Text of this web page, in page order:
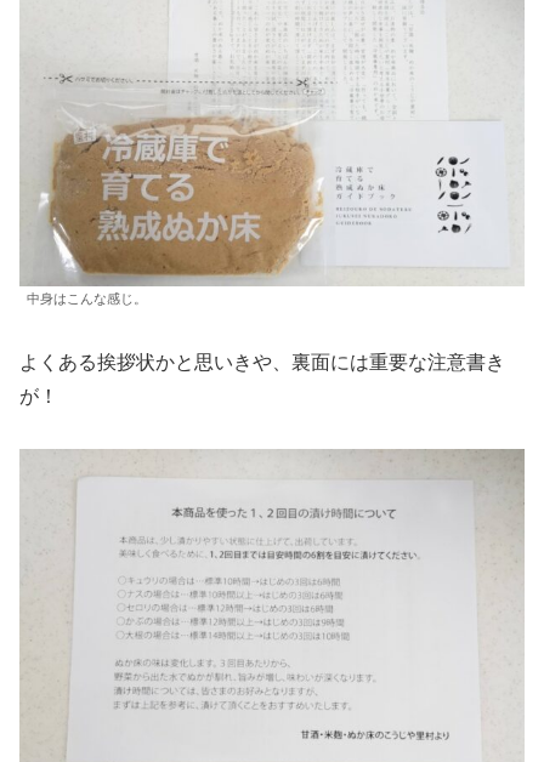
中身はこんな感じ。
よくある挨拶状かと思いきや、裏面には重要な注意書き
が！